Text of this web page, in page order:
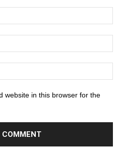
website in this browser for the